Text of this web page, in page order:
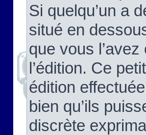
Si quelqu’un a
situé en
que vous
l’édition. Ce
édition
bien qu’ils
discrète